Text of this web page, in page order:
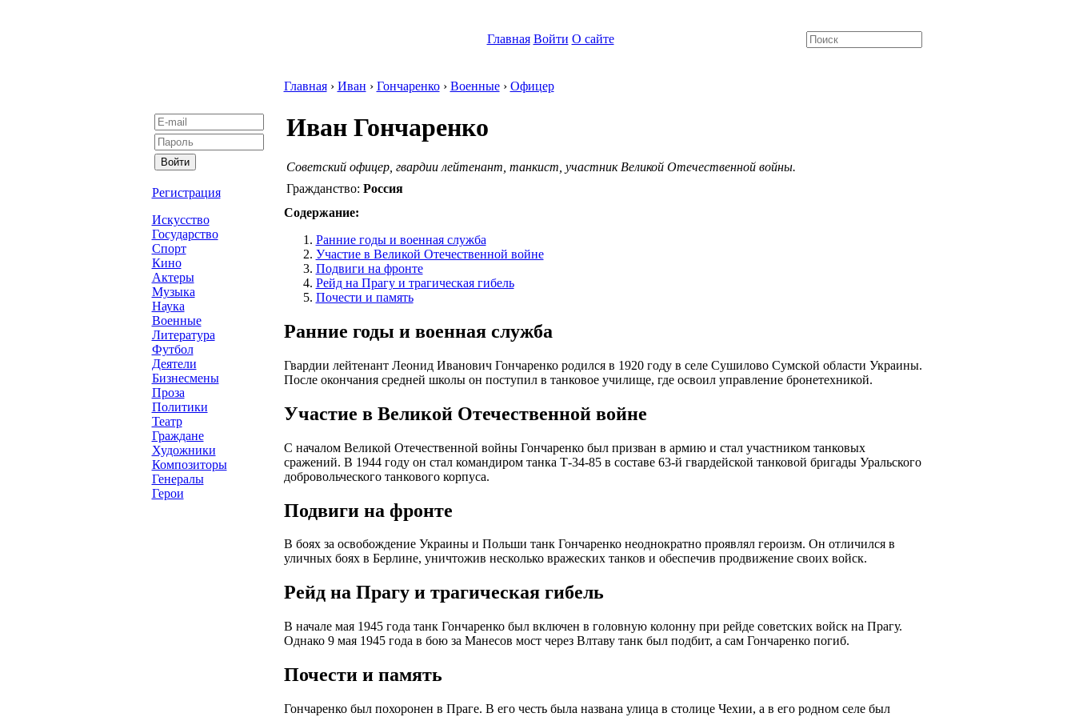
Главная Войти О сайте
Регистрация
Искусство
Государство
Спорт
Кино
Актеры
Музыка
Наука
Военные
Литература
Футбол
Деятели
Бизнесмены
Проза
Политики
Театр
Граждане
Художники
Композиторы
Генералы
Герои
Главная› Иван › Гончаренко› Военные› Офицер
Иван Гончаренко
Советский офицер, гвардии лейтенант, танкист, участник Великой Отечественной войны.
Гражданство: Россия
Содержание:
Ранние годы и военная служба
Участие в Великой Отечественной войне
Подвиги на фронте
Рейд на Прагу и трагическая гибель
Почести и память
Ранние годы и военная служба
Гвардии лейтенант Леонид Иванович Гончаренко родился в 1920 году в селе Сушилово Сумской области Украины.
После окончания средней школы он поступил в танковое училище, где освоил управление бронетехникой.
Участие в Великой Отечественной войне
С началом Великой Отечественной войны Гончаренко был призван в армию и стал участником танковых
сражений. В 1944 году он стал командиром танка Т-34-85 в составе 63-й гвардейской танковой бригады Уральского
добровольческого танкового корпуса.
Подвиги на фронте
В боях за освобождение Украины и Польши танк Гончаренко неоднократно проявлял героизм. Он отличился в
уличных боях в Берлине, уничтожив несколько вражеских танков и обеспечив продвижение своих войск.
Рейд на Прагу и трагическая гибель
В начале мая 1945 года танк Гончаренко был включен в головную колонну при рейде советских войск на Прагу.
Однако 9 мая 1945 года в бою за Манесов мост через Влтаву танк был подбит, а сам Гончаренко погиб.
Почести и память
Гончаренко был похоронен в Праге. В его честь была названа улица в столице Чехии, а в его родном селе был